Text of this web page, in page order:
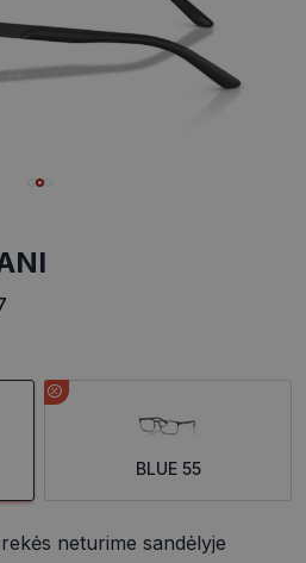
BLUE 55
neturime sandėlyje